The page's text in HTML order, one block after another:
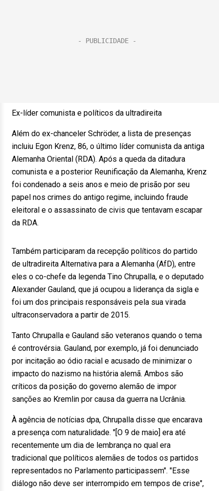
Ex-líder comunista e políticos da ultradireita
Além do ex-chanceler Schröder, a lista de presenças
incluiu Egon Krenz, 86, o último líder comunista da antiga
Alemanha Oriental (RDA). Após a queda da ditadura
comunista e a posterior Reunificação da Alemanha, Krenz
foi condenado a seis anos e meio de prisão por seu
papel nos crimes do antigo regime, incluindo fraude
eleitoral e o assassinato de civis que tentavam escapar
da RDA.
Também participaram da recepção políticos do partido
de ultradireita Alternativa para a Alemanha (AfD), entre
eles o co-chefe da legenda Tino Chrupalla, e o deputado
Alexander Gauland, que já ocupou a liderança da sigla e
foi um dos principais responsáveis pela sua virada
ultraconservadora a partir de 2015.
Tanto Chrupalla e Gauland são veteranos quando o tema
é controvérsia. Gauland, por exemplo, já foi denunciado
por incitação ao ódio racial e acusado de minimizar o
impacto do nazismo na história alemã. Ambos são
críticos da posição do governo alemão de impor
sanções ao Kremlin por causa da guerra na Ucrânia.
À agência de notícias dpa, Chrupalla disse que encarava
a presença com naturalidade. "[O 9 de maio] era até
recentemente um dia de lembrança no qual era
tradicional que políticos alemães de todos os partidos
representados no Parlamento participassem". "Esse
diálogo não deve ser interrompido em tempos de crise",